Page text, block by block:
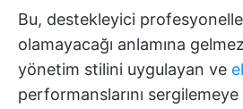
Bu, destekleyici
olamayacağı anlamına
yönetim stilini uygulayan ve
performanslarını sergilemeye